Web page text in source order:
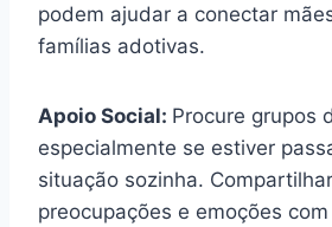
podem ajudar a conectar
famílias adotivas.
Apoio Social: Procure grupos
especialmente se estiver
situação sozinha.
preocupações e emoções